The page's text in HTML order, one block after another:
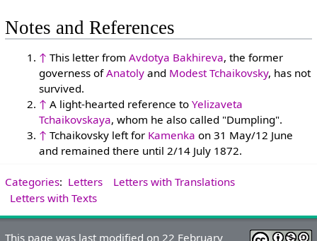
Notes and References
↑ This letter fromAvdotya Bakhireva, the former
governess ofAnatoly and Modest Tchaikovsky, has not
survived.
↑ A light-hearted reference toYelizaveta
Tchaikovskaya, whom he also called "Dumpling".
↑ Tchaikovsky left for Kamenka on 31 May/12 June
and remained there until 2/14 July 1872.
Categories: Letters
Letters with Translations
Letters with Texts
This page was last modified on 22 February